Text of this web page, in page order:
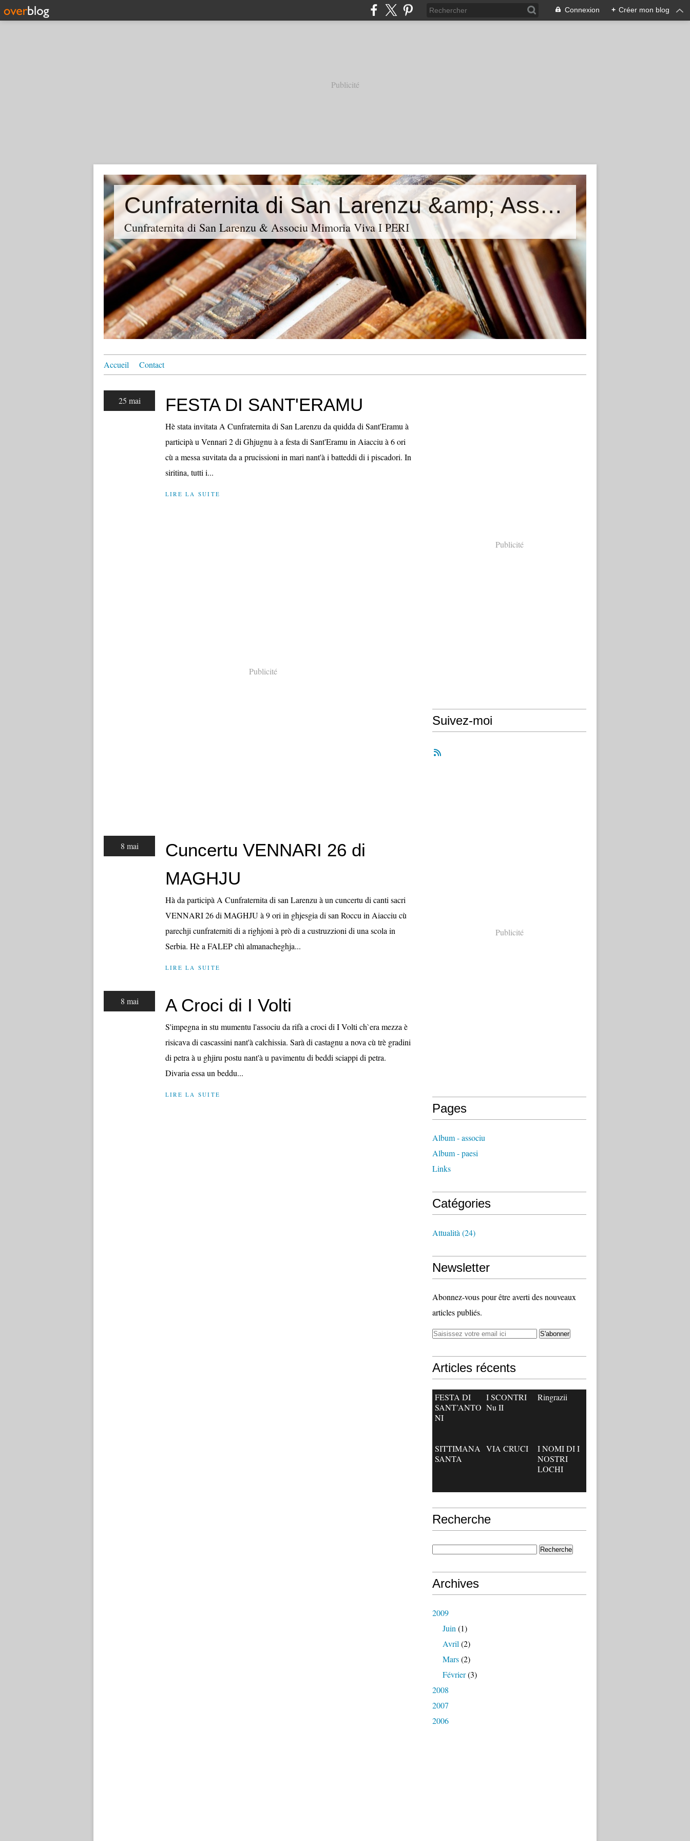
Connexion + Créer mon blog
Publicité
Cunfraternita di San Larenzu &amp; Associu Mimoria Viva
Cunfraternita di San Larenzu & Associu Mimoria Viva I PERI
Accueil Contact
25 mai FESTA DI SANT'ERAMU
Hè stata invitata A Cunfraternita di San Larenzu da quidda di Sant'Eramu à
participà u Vennari 2 di Ghjugnu à a festa di Sant'Eramu in Aiacciu à 6 ori
cù a messa suvitata da a prucissioni in mari nant'à i batteddi di i piscadori. In
siritina, tutti i...
LIRE LA SUITE
Publicité
8 mai
Cuncertu VENNARI 26 di
MAGHJU
Hà da participà A Cunfraternita di san Larenzu à un cuncertu di canti sacri
VENNARI 26 di MAGHJU à 9 ori in ghjesgia di san Roccu in Aiacciu cù
parechji cunfraterniti di a righjoni à prò di a custruzzioni di una scola in
Serbia. Hè a FALEP chì almanacheghja...
LIRE LA SUITE
8 mai A Croci di I Volti
S'impegna in stu mumentu l'associu da rifà a croci di I Volti ch`era mezza è
risicava di cascassini nant'à calchissia. Sarà di castagnu a nova cù trè gradini
di petra à u ghjiru postu nant'à u pavimentu di beddi sciappi di petra.
Divaria essa un beddu...
LIRE LA SUITE
Publicité
Suivez-moi
Publicité
Pages
Album - associu
Album - paesi
Links
Catégories
Attualità (24)
Newsletter
Abonnez-vous pour être averti des nouveaux
articles publiés.
Articles récents
FESTA DI
SANT’ANTO
NI
I SCONTRI
Nu II
Ringrazii
SITTIMANA
SANTA
VIA CRUCI
I NOMI DI I
NOSTRI
LOCHI
Recherche
Archives
2009
Juin (1)
Avril (2)
Mars(2)
Février(3)
2008
2007
2006